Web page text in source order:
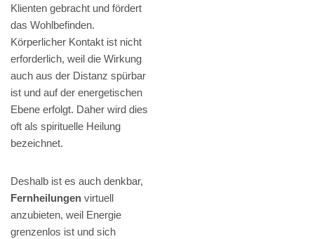
Klienten gebracht und fördert
das Wohlbefinden.
Körperlicher Kontakt ist nicht
erforderlich, weil die Wirkung
auch aus der Distanz spürbar
ist und auf der energetischen
Ebene erfolgt. Daher wird dies
oft als spirituelle Heilung
bezeichnet.
Deshalb ist es auch denkbar,
Fernheilungen virtuell
anzubieten, weil Energie
grenzenlos ist und sich